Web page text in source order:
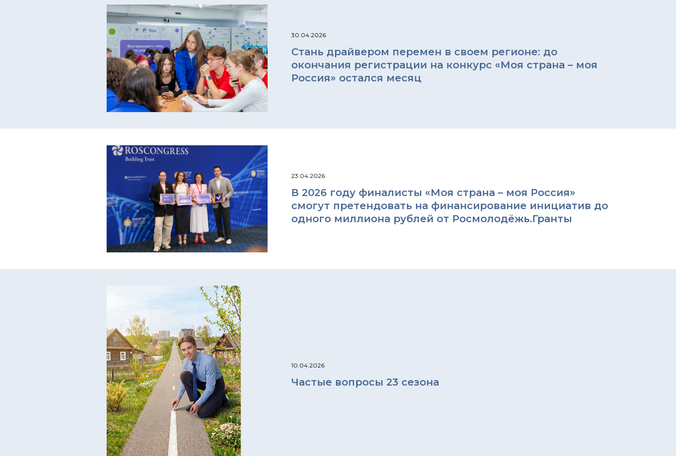
30.04.2026
Стань драйвером перемен в своем регионе: до
окончания регистрации на конкурс «Моя страна – моя
Россия» остался месяц
23.04.2026
В 2026 году финалисты «Моя страна – моя Россия»
смогут претендовать на финансирование инициатив до
одного миллиона рублей от Росмолодёжь.Гранты
10.04.2026
Частые вопросы 23 сезона